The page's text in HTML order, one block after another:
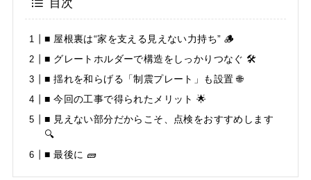
目次
■ 屋根裏は“家を支える見えない力持ち” 🪵
■ グレートホルダーで構造をしっかりつなぐ 🛠️
■ 揺れを和らげる「制震プレート」も設置 🌐
■ 今回の工事で得られたメリット 🌟
■ 見えない部分だからこそ、点検をおすすめします
🔍
■ 最後に 🧱